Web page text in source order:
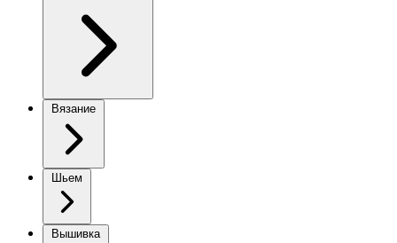
Вязание
Шьем
Вышивка